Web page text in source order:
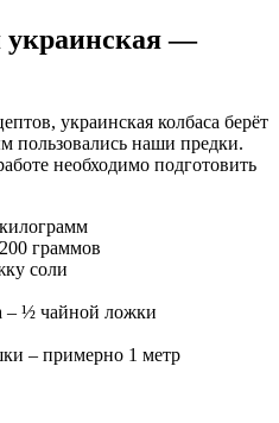
украинская —
украинская колбаса берёт
пользовались наши предки.
необходимо подготовить
граммов
соли
– ½ чайной ложки
– примерно 1 метр